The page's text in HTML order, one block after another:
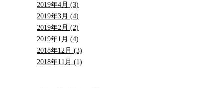
2019年4月 (3)
2019年3月 (4)
2019年2月 (2)
2019年1月 (4)
2018年12月 (3)
2018年11月 (1)